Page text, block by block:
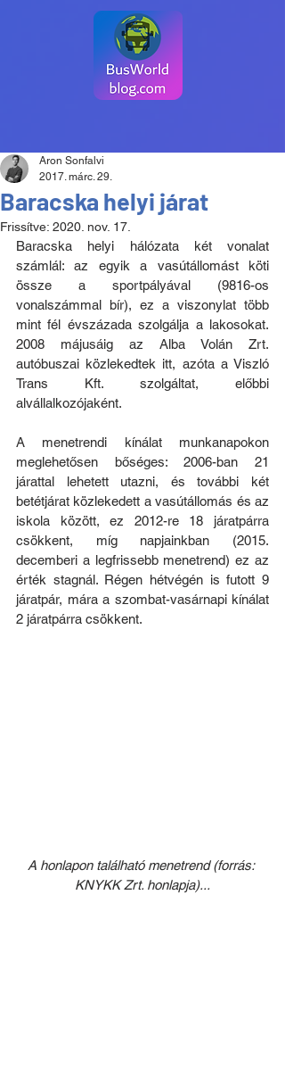
Baracska helyi járat
Aron Sonfalvi
2017. márc. 29.
Frissítve: 2020. nov. 17.
Baracska helyi hálózata két vonalat
számlál: az egyik a vasútállomást köti
össze a sportpályával (9816-os
vonalszámmal bír), ez a viszonylat több
mint fél évszázada szolgálja a lakosokat.
2008 májusáig az Alba Volán Zrt.
autóbuszai közlekedtek itt, azóta a Viszló
Trans Kft. szolgáltat, előbbi
alvállalkozójaként.
A menetrendi kínálat munkanapokon
meglehetősen bőséges: 2006-ban 21
járattal lehetett utazni, és további két
betétjárat közlekedett a vasútállomás és az
iskola között, ez 2012-re 18 járatpárra
csökkent, míg napjainkban (2015.
decemberi a legfrissebb menetrend) ez az
érték stagnál. Régen hétvégén is futott 9
járatpár, mára a szombat-vasárnapi kínálat
2 járatpárra csökkent.
A honlapon található menetrend (forrás:
KNYKK Zrt. honlapja)...